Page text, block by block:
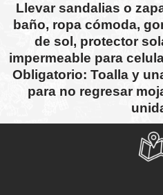
Llevar sandalias o
baño, ropa cómoda,
de sol, protector
impermeable para
Obligatorio: Toalla y
para no regresar